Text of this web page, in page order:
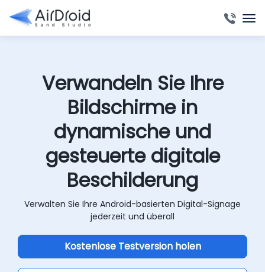
Verwandeln Sie Ihre
Bildschirme in
dynamische und
gesteuerte digitale
Beschilderung
Verwalten Sie Ihre Android-basierten Digital-Signage
jederzeit und überall
Kostenlose Testversion holen